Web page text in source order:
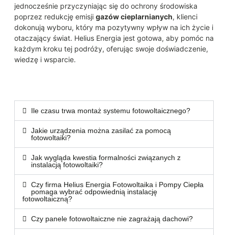
jednocześnie przyczyniając się do ochrony środowiska
poprzez redukcję emisji gazów cieplarnianych, klienci
dokonują wyboru, który ma pozytywny wpływ na ich życie i
otaczający świat. Helius Energia jest gotowa, aby pomóc na
każdym kroku tej podróży, oferując swoje doświadczenie,
wiedzę i wsparcie.
Ile czasu trwa montaż systemu fotowoltaicznego?
Jakie urządzenia można zasilać za pomocą
fotowoltaiki?
Jak wygląda kwestia formalności związanych z
instalacją fotowoltaiki?
Czy firma Helius Energia Fotowoltaika i Pompy Ciepła
pomaga wybrać odpowiednią instalację
fotowoltaiczną?
Czy panele fotowoltaiczne nie zagrażają dachowi?